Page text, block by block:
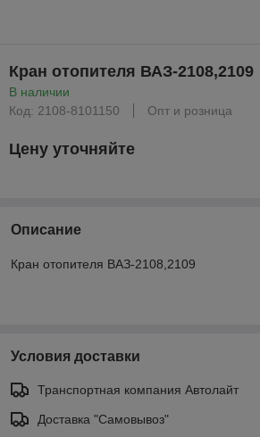
Кран отопителя ВАЗ-2108,2109
В наличии
Код: 2108-8101150
Опт и розница
Цену уточняйте
Описание
Кран отопителя ВАЗ-2108,2109
Условия доставки
Транспортная компания Автолайт
Доставка "Самовывоз"